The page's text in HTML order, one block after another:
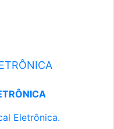
Eletrônica.